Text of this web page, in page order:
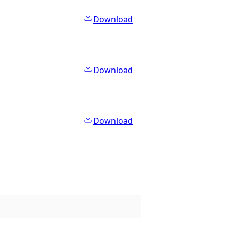
Download
Download
Download